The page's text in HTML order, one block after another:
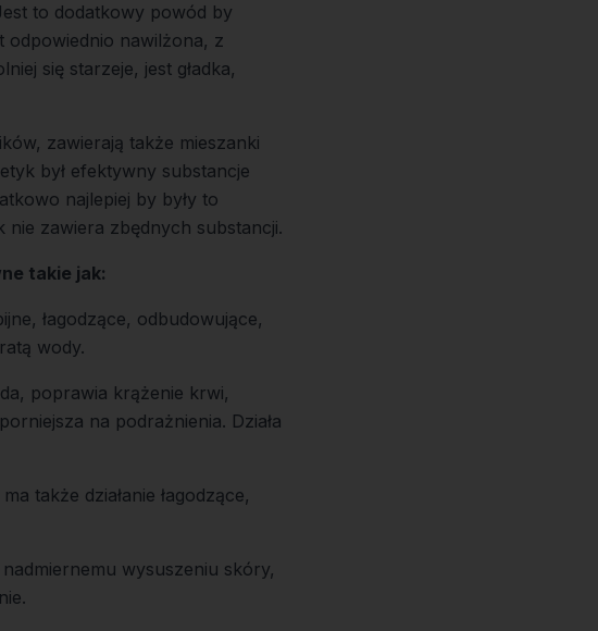
to dodatkowy powód by
odpowiednio nawilżona, z
się starzeje, jest gładka,
zawierają także mieszanki
był efektywny substancje
najlepiej by były to
nie zawiera zbędnych substancji.
takie jak:
łagodzące, odbudowujące,
wody.
poprawia krążenie krwi,
na podrażnienia. Działa
także działanie łagodzące,
wysuszeniu skóry,